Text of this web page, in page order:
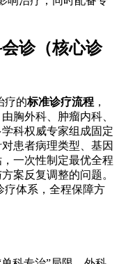
诊（核心诊
疗的标准诊疗流程 ，
胸外科、肿瘤内科、
科权威专家组成固定
患者病理类型、基因
一次性制定最优全程
案反复调整的问题。
疗体系，全程保障方